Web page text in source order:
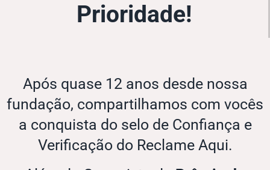
Prioridade!
Após quase 12 anos desde nossa
fundação, compartilhamos com vocês
a conquista do selo de Confiança e
Verificação do Reclame Aqui.